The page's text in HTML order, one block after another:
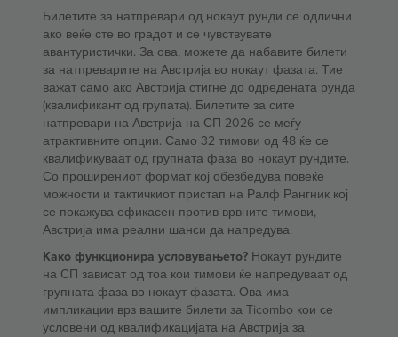
Билетите за натпревари од нокаут рунди се одлични
ако веќе сте во градот и се чувствувате
авантуристички. За ова, можете да набавите билети
за натпреварите на Австрија во нокаут фазата. Тие
важат само ако Австрија стигне до одредената рунда
(квалификант од групата). Билетите за сите
натпревари на Австрија на СП 2026 се меѓу
атрактивните опции. Само 32 тимови од 48 ќе се
квалификуваат од групната фаза во нокаут рундите.
Со проширениот формат кој обезбедува повеќе
можности и тактичкиот пристап на Ралф Рангник кој
се покажува ефикасен против врвните тимови,
Австрија има реални шанси да напредува.
Како функционира условувањето? Нокаут рундите
на СП зависат од тоа кои тимови ќе напредуваат од
групната фаза во нокаут фазата. Ова има
импликации врз вашите билети за Ticombo кои се
условени од квалификацијата на Австрија за